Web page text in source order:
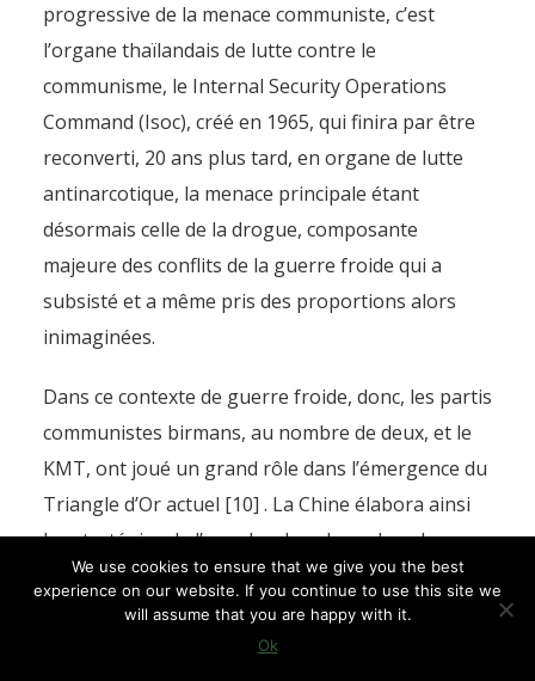
progressive de la menace communiste, c’est
l’organe thaïlandais de lutte contre le
communisme, le Internal Security Operations
Command (Isoc), créé en 1965, qui finira par être
reconverti, 20 ans plus tard, en organe de lutte
antinarcotique, la menace principale étant
désormais celle de la drogue, composante
majeure des conflits de la guerre froide qui a
subsisté et a même pris des proportions alors
inimaginées.
Dans ce contexte de guerre froide, donc, les partis
communistes birmans, au nombre de deux, et le
KMT, ont joué un grand rôle dans l’émergence du
Triangle d’Or actuel [10] . La Chine élabora ainsi
les stratégies de l’une des deux branches du
Communist Party of Burma (Drapeau Blanc ou
CPB-Nord), initiant par exemple en 1950
l’implantation d’un gouvernement de Front
We use cookies to ensure that we give you the best
experience on our website. If you continue to use this site we
will assume that you are happy with it.
Ok